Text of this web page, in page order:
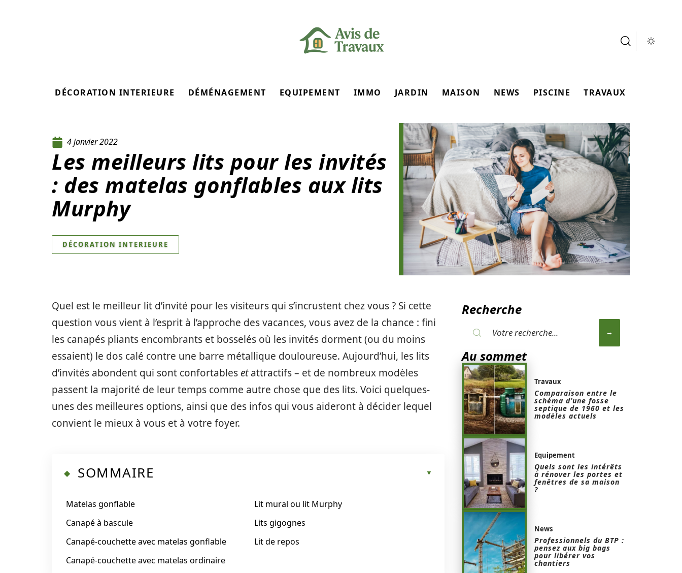
DÉCORATION INTERIEURE DÉMÉNAGEMENT EQUIPEMENT IMMO JARDIN MAISON NEWS PISCINE TRAVAUX
4 janvier 2022
Les meilleurs lits pour les invités
: des matelas gonflables aux lits
Murphy
DÉCORATION INTERIEURE
Quel est le meilleur lit d’invité pour les visiteurs qui s’incrustent chez vous ? Si cette
question vous vient à l’esprit à l’approche des vacances, vous avez de la chance : fini
les canapés pliants encombrants et bosselés où les invités dorment (ou du moins
essaient) le dos calé contre une barre métallique douloureuse. Aujourd’hui, les lits
d’invités abondent qui sont confortables etattractifs – et de nombreux modèles
passent la majorité de leur temps comme autre chose que des lits. Voici quelques-
unes des meilleures options, ainsi que des infos qui vous aideront à décider lequel
convient le mieux à vous et à votre foyer.
SOMMAIRE
Matelas gonflable
Canapé à bascule
Canapé-couchette avec matelas gonflable
Canapé-couchette avec matelas ordinaire
Lit mural ou lit Murphy
Lits gigognes
Lit de repos
Recherche
Au sommet
Travaux
Comparaison entre le
schéma d’une fosse
septique de 1960 et les
modèles actuels
Equipement
Quels sont les intérêts
à rénover les portes et
fenêtres de sa maison
?
News
Professionnels du BTP :
pensez aux big bags
pour libérer vos
chantiers